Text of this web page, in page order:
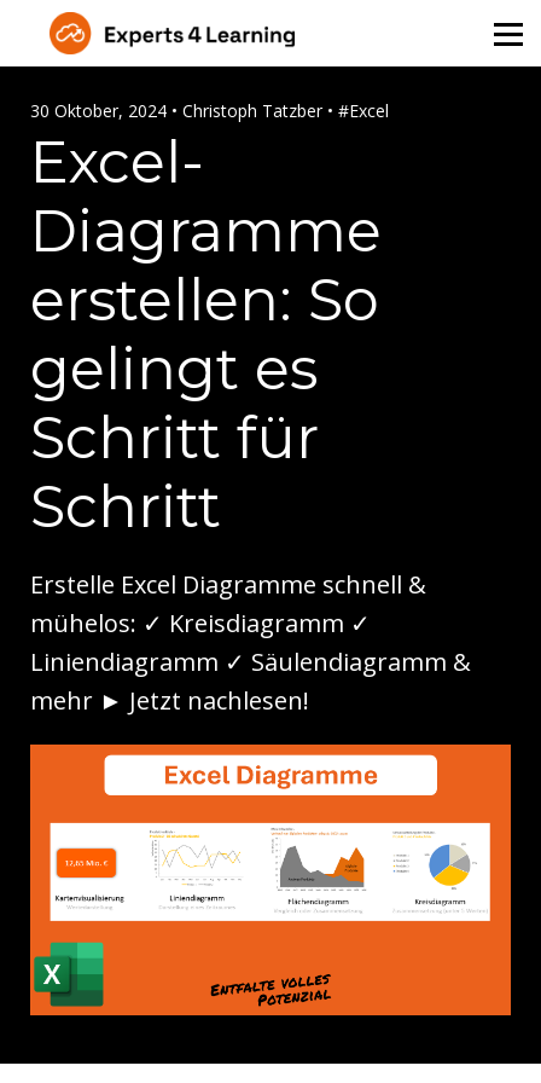
Über Uns
Angebot für Unternehmen
Login
30 Oktober, 2024 • Christoph Tatzber • #Excel
Excel-
Diagramme
erstellen: So
gelingt es
Schritt für
Schritt
Erstelle Excel Diagramme schnell &
mühelos: ✓ Kreisdiagramm ✓
Liniendiagramm ✓ Säulendiagramm &
mehr ► Jetzt nachlesen!